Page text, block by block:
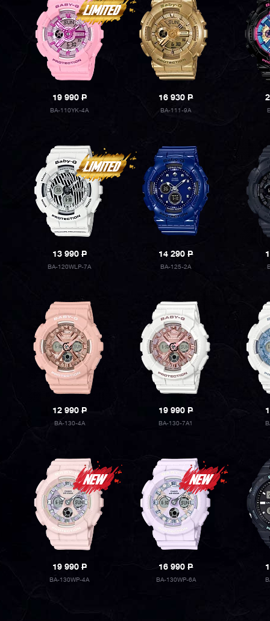
19 990P
BA-110YK-4A
16 930P
BA-111-9A
13 990P
BA-120WLP-7A
14 290P
BA-125-2A
12 990P
BA-130-4A
19 990P
BA-130-7A1
19 990P
BA-130WP-4A
16 990P
BA-130WP-6A